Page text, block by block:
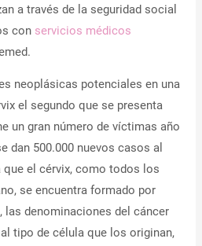
a través de la seguridad social
con servicios médicos
neoplásicas potenciales en una
el segundo que se presenta
un gran número de víctimas año
dan 500.000 nuevos casos al
que el cérvix, como todos los
se encuentra formado por
denominaciones del cáncer
tipo de célula que los originan,